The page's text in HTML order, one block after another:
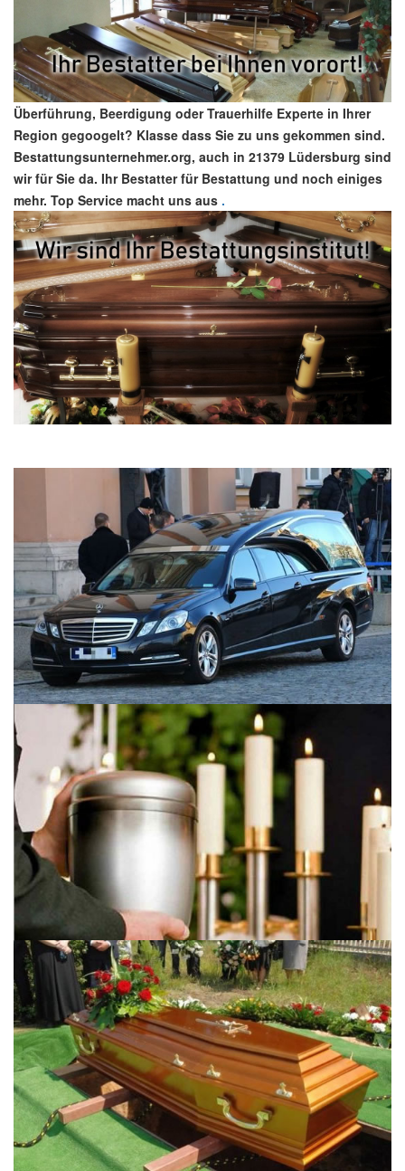
Überführung, Beerdigung oder Trauerhilfe Experte in Ihrer
Region gegoogelt? Klasse dass Sie zu uns gekommen sind.
Bestattungsunternehmer.org, auch in 21379 Lüdersburg sind
wir für Sie da. Ihr Bestatter für Bestattung und noch einiges
mehr. Top Service macht uns aus .